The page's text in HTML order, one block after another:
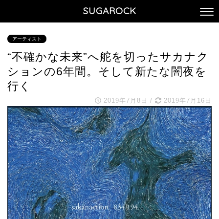
SUGAROCK
アーティスト
“不確かな未来”へ舵を切ったサカナク
ションの6年間。そして新たな闇夜を
行く
2019年7月8日 / 2019年7月16日